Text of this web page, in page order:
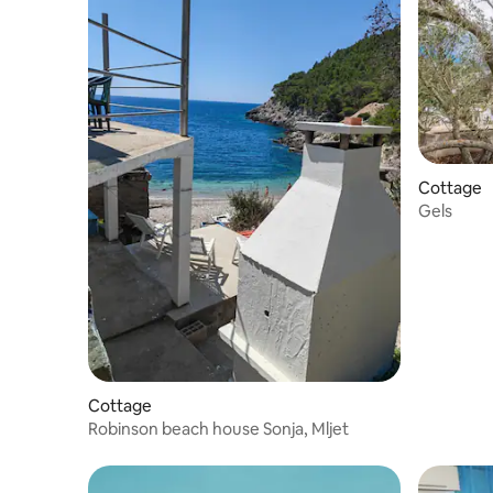
Cottage
Robinson beach house Sonja, Mljet
Cottage
Gels